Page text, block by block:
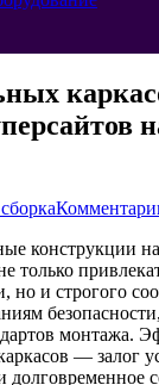
конструкции
только
но и строгого
монтажа.
— залог
долговременное